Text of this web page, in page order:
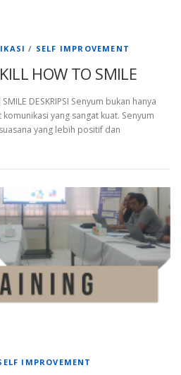
/ SELF IMPROVEMENT
HOW TO SMILE
DESKRIPSI Senyum bukan hanya
yang sangat kuat. Senyum
yang lebih positif dan
IMPROVEMENT